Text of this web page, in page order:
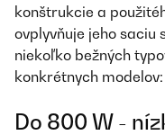
konštrukcie a
ovplyvňuje jeho saciu
niekoľko bežných
konkrétnych modelov:
Do 800 W -